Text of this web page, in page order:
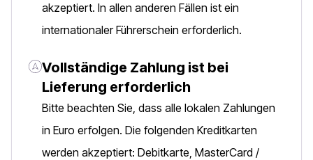
akzeptiert. In allen anderen Fällen ist ein
internationaler Führerschein erforderlich.
Vollständige Zahlung ist bei
Lieferung erforderlich
Bitte beachten Sie, dass alle lokalen Zahlungen
in Euro erfolgen. Die folgenden Kreditkarten
werden akzeptiert: Debitkarte, MasterCard /